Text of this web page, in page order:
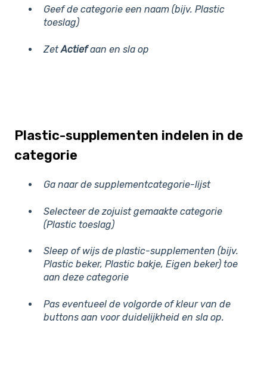
Geef de categorie een naam (bijv. Plastic
toeslag)
ZetActiefaan en sla op
Plastic-supplementen indelen in de
categorie
Ga naar de supplementcategorie-lijst
Selecteer de zojuist gemaakte categorie
(Plastic toeslag)
Sleep of wijs de plastic-supplementen (bijv.
Plastic beker, Plastic bakje, Eigen beker) toe
aan deze categorie
Pas eventueel de volgorde of kleur van de
buttons aan voor duidelijkheid en sla op.